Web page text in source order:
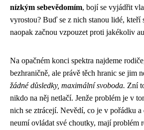
nízkým sebevědomím, bojí se vyjádřit
vyrostou? Buď se z nich stanou lidé, kteří
naopak začnou vzpouzet proti jakékoliv
Na opačném konci spektra najdeme
bezhraničně, ale právě těch hranic se jim
žádné důsledky, maximální svoboda. Zní
nikdo na něj netlačí. Jenže problém je v
nich se ztrácejí. Nevědí, co je v pořádku
neumí ovládat své choutky, mají problém